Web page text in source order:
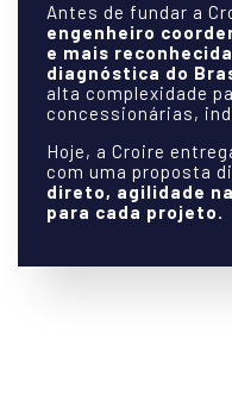
Antes de fundar a
engenheiro
e mais
diagnóstica do
alta complexidade
concessionárias,
Hoje, a Croire
com uma proposta
direto, agilidade
para cada projeto.